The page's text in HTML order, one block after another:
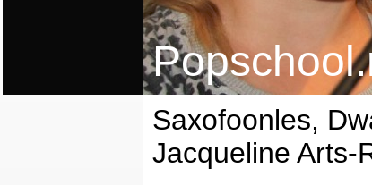
Saxofoonles,
Jacqueline Arts-